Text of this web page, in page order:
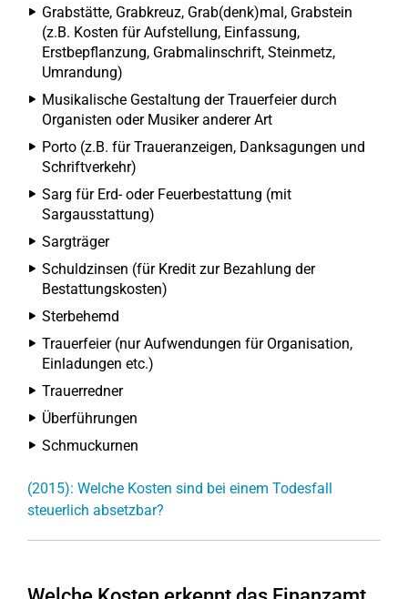
Grabstätte, Grabkreuz, Grab(denk)mal, Grabstein
(z.B. Kosten für Aufstellung, Einfassung,
Erstbepflanzung, Grabmalinschrift, Steinmetz,
Umrandung)
Musikalische Gestaltung der Trauerfeier durch
Organisten oder Musiker anderer Art
Porto (z.B. für Traueranzeigen, Danksagungen und
Schriftverkehr)
Sarg für Erd- oder Feuerbestattung (mit
Sargausstattung)
Sargträger
Schuldzinsen (für Kredit zur Bezahlung der
Bestattungskosten)
Sterbehemd
Trauerfeier (nur Aufwendungen für Organisation,
Einladungen etc.)
Trauerredner
Überführungen
Schmuckurnen
(2015): Welche Kosten sind bei einem Todesfall
steuerlich absetzbar?